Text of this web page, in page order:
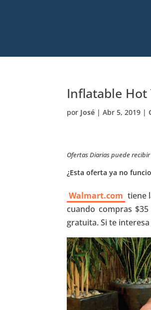
Inflatable Hot
por José |Abr 5, 2019 |
Ofertas Diarias puede
¿Esta oferta ya no
Walmart.com tiene
cuando compras
gratuita. Si te